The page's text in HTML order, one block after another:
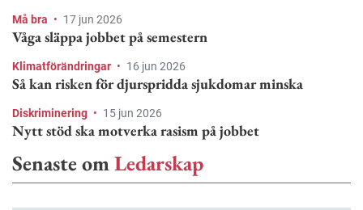
Må bra • 17 jun 2026
Våga släppa jobbet på semestern
Klimatförändringar • 16 jun 2026
Så kan risken för djurspridda sjukdomar minska
Diskriminering • 15 jun 2026
Nytt stöd ska motverka rasism på jobbet
Senaste omLedarskap